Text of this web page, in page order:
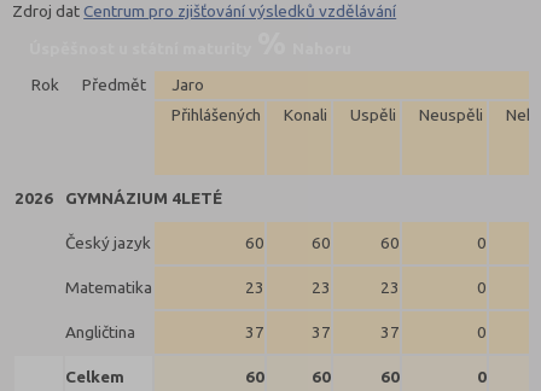
Zdroj datCentrum pro zjišťování výsledků vzdělávání
Rok
Předmět
Jaro
Přihlášených
Konali Uspěli Neuspěli
2026 GYMNÁZIUM 4LETÉ
Český jazyk 60 60 60 0
Matematika 23 23 23 0
Angličtina 37 37 37 0
Celkem 60 60 60 0